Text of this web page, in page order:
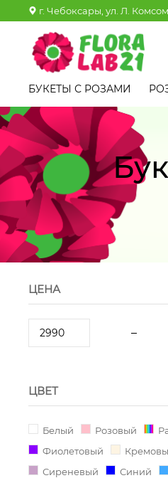
г. Чебоксары, ул. Л.
БУКЕТЫ С РОЗАМИ
ЦЕНА
ЦВЕТ
Белый Розовый
Фиолетовый
Сиреневый
Синий